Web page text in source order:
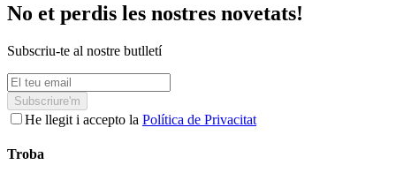
No et perdis les nostres novetats!
Subscriu-te al nostre butlletí
Subscriure'm
He llegit i accepto la Política de Privacitat
Troba